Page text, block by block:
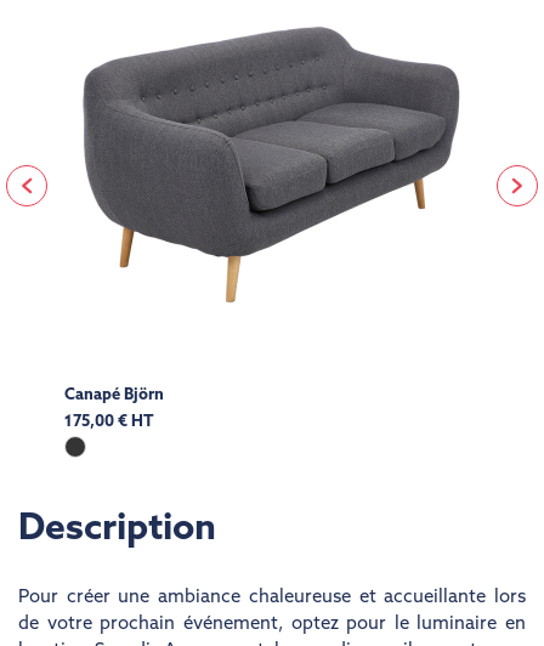
Canapé Björn
175,00 € HT
Description
Pour créer une ambiance chaleureuse et accueillante lors
de votre prochain événement, optez pour le luminaire en